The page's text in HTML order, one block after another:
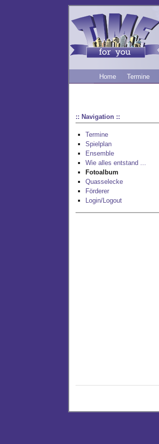
Home Termine
:: Navigation ::
Termine
Spielplan
Ensemble
Wie alles entstand ...
Fotoalbum
Quasselecke
Förderer
Login/Logout